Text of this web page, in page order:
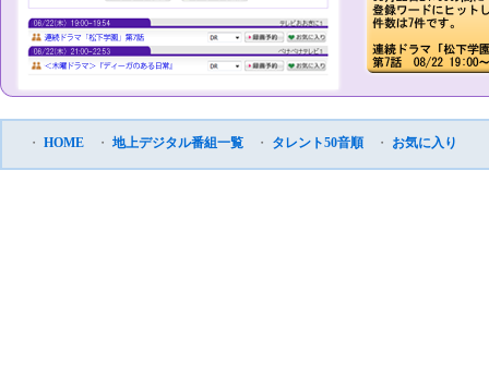
・ HOME ・ 地上デジタル番組一覧 ・ タレント50音順 ・ お気に入り